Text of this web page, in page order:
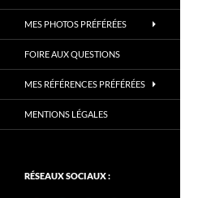
MES PHOTOS PRÉFÉRÉES
FOIRE AUX QUESTIONS
MES RÉFÉRENCES PRÉFÉRÉES
MENTIONS LÉGALES
RÉSEAUX SOCIAUX :